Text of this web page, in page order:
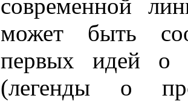
современной
может быть
первых идей о
(легенды о